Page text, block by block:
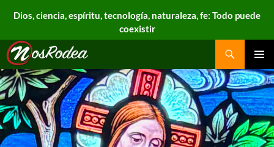
Dios, ciencia, espíritu, tecnología, naturaleza, fe: Todo puede
coexistir
Nos Rodea
Search
MENU